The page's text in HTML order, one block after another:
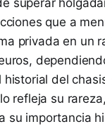
superar
que a
privada en un
historial del
refleja su
su importancia